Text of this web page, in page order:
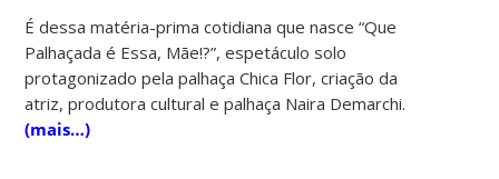
É dessa matéria-prima cotidiana que nasce “Que
Palhaçada é Essa, Mãe!?”, espetáculo solo
protagonizado pela palhaça Chica Flor, criação da
atriz, produtora cultural e palhaça Naira Demarchi.
(mais…)